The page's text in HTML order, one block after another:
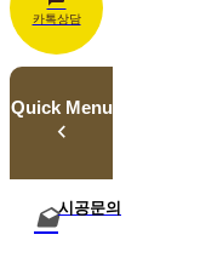
카톡상담
Quick Menu
시공문의